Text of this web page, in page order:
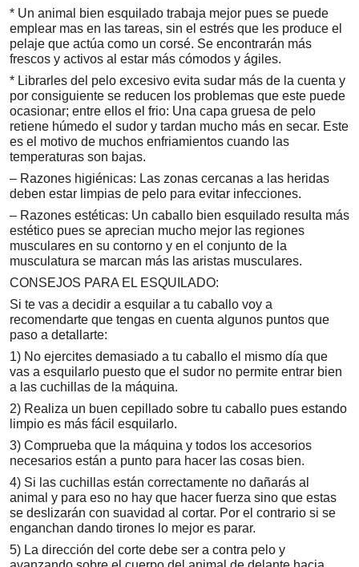
* Un animal bien esquilado trabaja mejor pues se puede
emplear mas en las tareas, sin el estrés que les produce el
pelaje que actúa como un corsé. Se encontrarán más
frescos y activos al estar más cómodos y ágiles.
* Librarles del pelo excesivo evita sudar más de la cuenta y
por consiguiente se reducen los problemas que este puede
ocasionar; entre ellos el frio: Una capa gruesa de pelo
retiene húmedo el sudor y tardan mucho más en secar. Este
es el motivo de muchos enfriamientos cuando las
temperaturas son bajas.
– Razones higiénicas: Las zonas cercanas a las heridas
deben estar limpias de pelo para evitar infecciones.
– Razones estéticas: Un caballo bien esquilado resulta más
estético pues se aprecian mucho mejor las regiones
musculares en su contorno y en el conjunto de la
musculatura se marcan más las aristas musculares.
CONSEJOS PARA EL ESQUILADO:
Si te vas a decidir a esquilar a tu caballo voy a
recomendarte que tengas en cuenta algunos puntos que
paso a detallarte:
1) No ejercites demasiado a tu caballo el mismo día que
vas a esquilarlo puesto que el sudor no permite entrar bien
a las cuchillas de la máquina.
2) Realiza un buen cepillado sobre tu caballo pues estando
limpio es más fácil esquilarlo.
3) Comprueba que la máquina y todos los accesorios
necesarios están a punto para hacer las cosas bien.
4) Si las cuchillas están correctamente no dañarás al
animal y para eso no hay que hacer fuerza sino que estas
se deslizarán con suavidad al cortar. Por el contrario si se
enganchan dando tirones lo mejor es parar.
5) La dirección del corte debe ser a contra pelo y